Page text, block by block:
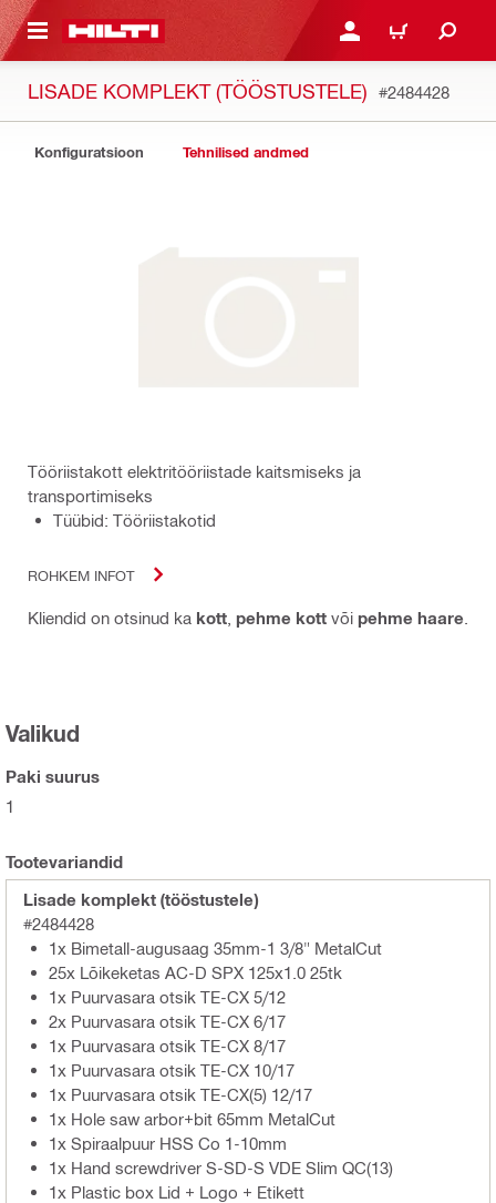
JUURDE LOGI SISSE VÕI
OSTUKORV
LISADE KOMPLEKT (TÖÖSTUSTELE) #2484428
Konfiguratsioon Tehnilised andmed
Tööriistakott elektritööriistade kaitsmiseks ja
transportimiseks
Tüübid: Tööriistakotid
ROHKEM INFOT
Kliendid on otsinud ka kott pehme kott või pehme haare
Valikud
Paki suurus
1
Tootevariandid
Lisade komplekt (tööstustele)
#2484428
1x Bimetall-augusaag 35mm-1 3/8" MetalCut
25x Lõikeketas AC-D SPX 125x1.0 25tk
1x Puurvasara otsik TE-CX 5/12
2x Puurvasara otsik TE-CX 6/17
1x Puurvasara otsik TE-CX 8/17
1x Puurvasara otsik TE-CX 10/17
1x Puurvasara otsik TE-CX(5) 12/17
1x Hole saw arbor+bit 65mm MetalCut
1x Spiraalpuur HSS Co 1-10mm
1x Hand screwdriver S-SD-S VDE Slim QC(13)
1x Plastic box Lid + Logo + Etikett